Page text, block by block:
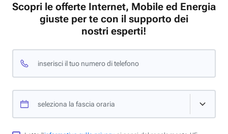
Scopri le offerte Internet, Mobile ed Energia
giuste per te con il supporto dei
nostri esperti!
inserisci il tuo numero di telefono
seleziona la fascia oraria